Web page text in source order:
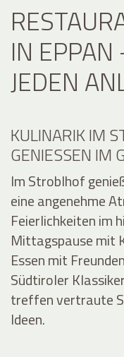
IN EPPAN
JEDEN
KULINARIK IM
GENIESSEN IM
Im Stroblhof
eine angenehme
Feierlichkeiten im
Mittagspause mit
Essen mit
Südtiroler
treffen vertraute
Ideen.